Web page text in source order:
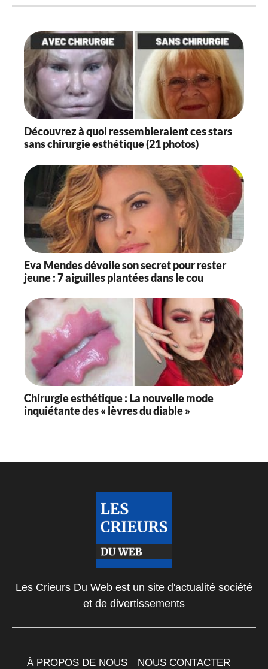
Découvrez à quoi ressembleraient ces stars
sans chirurgie esthétique (21 photos)
Eva Mendes dévoile son secret pour rester
jeune : 7 aiguilles plantées dans le cou
Chirurgie esthétique : La nouvelle mode
inquiétante des « lèvres du diable »
Les Crieurs Du Web est un site d'actualité société
et de divertissements
À PROPOS DE NOUS NOUS CONTACTER